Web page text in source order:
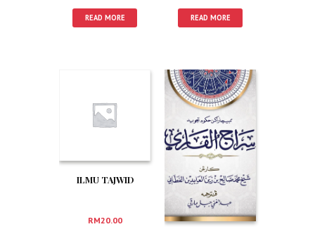
READ MORE READ MORE
ILMU TAJWID
RM20.00